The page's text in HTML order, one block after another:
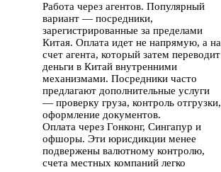
Работа через агентов. Популярный
вариант — посредники,
зарегистрированные за пределами
Китая. Оплата идет не напрямую, а на
счет агента, который затем переводит
деньги в Китай внутренними
механизмами. Посредники часто
предлагают дополнительные услуги
— проверку груза, контроль отгрузки,
оформление документов.
Оплата через Гонконг, Сингапур и
офшоры. Эти юрисдикции менее
подвержены валютному контролю,
счета местных компаний легко